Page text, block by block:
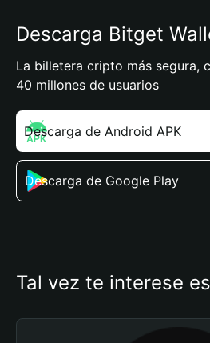
Descarga Bitget
La billetera cripto más segura,
40 millones de usuarios
Descarga de Android APK
Descarga de Google Play
Tal vez te interese